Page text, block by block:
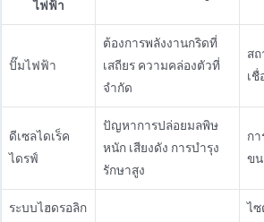
ไฟฟ้า
ปั๊มไฟฟ้า
ต้องการพลังงานกริดที่
เสถียร ความคล่องตัวที่
จํากัด
ส
เชื่
ดีเซลไดเร็ค
ไดรฟ์
ปัญหาการปล่อยมลพิษ
หนัก เสียงดัง การบํารุง
รักษาสูง
ก
ข
ระบบไฮดรอลิก
ไซ